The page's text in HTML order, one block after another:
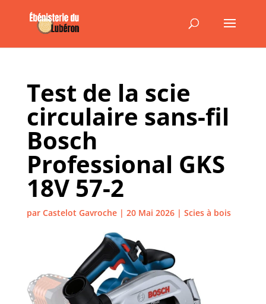
Test de la scie
circulaire sans-fil
Bosch
Professional GKS
18V 57-2
par Castelot Gavroche| 20 Mai 2026| Scies à bois